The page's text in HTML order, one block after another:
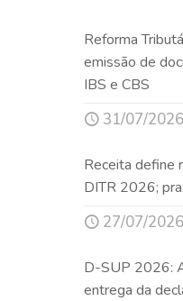
Reforma
emissão de
IBS e CBS
31/07/2026
Receita define
DITR 2026;
27/07/2026
D-SUP 2026:
entrega da